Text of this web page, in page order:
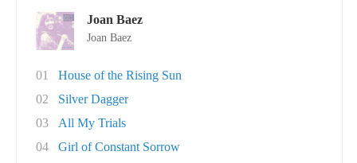
Joan Baez
Joan Baez
01
House of the Rising Sun
02
Silver Dagger
03
All My Trials
04
Girl of Constant Sorrow